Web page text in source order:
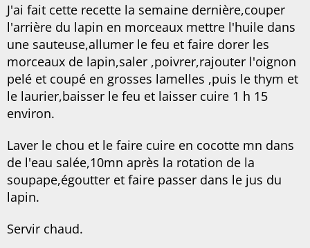
J'ai fait cette recette la semaine dernière,couper
l'arrière du lapin en morceaux mettre l'huile dans
une sauteuse,allumer le feu et faire dorer les
morceaux de lapin,saler ,poivrer,rajouter l'oignon
pelé et coupé en grosses lamelles ,puis le thym et
le laurier,baisser le feu et laisser cuire 1 h 15
environ.
Laver le chou et le faire cuire en cocotte mn dans
de l'eau salée,10mn après la rotation de la
soupape,égoutter et faire passer dans le jus du
lapin.
Servir chaud.